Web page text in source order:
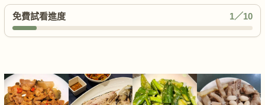
免費試看進度 1／10